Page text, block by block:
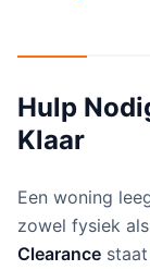
Hulp
Klaar
Een woning
zowel fysiek
Clearance